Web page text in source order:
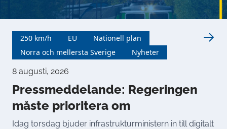
250 km/h EU
Nationell plan
Norra och mellersta Sverige
Nyheter
8 augusti, 2026
Pressmeddelande: Regeringen
måste prioritera om
Idag torsdag bjuder infrastrukturministern in till digitalt